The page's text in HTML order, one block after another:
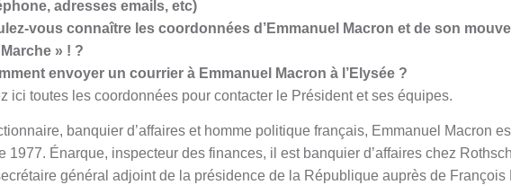
adresses emails, etc)
vous connaître les coordonnées d’Emmanuel Macron et de son
Marche » ! ?
envoyer un courrier à Emmanuel Macron à l’Elysée ?
ici toutes les coordonnées pour contacter le Président et ses équipes.
banquier d’affaires et homme politique français, Emmanuel Macron
1977. Énarque, inspecteur des finances, il est banquier d’affaires chez
général adjoint de la présidence de la République auprès de